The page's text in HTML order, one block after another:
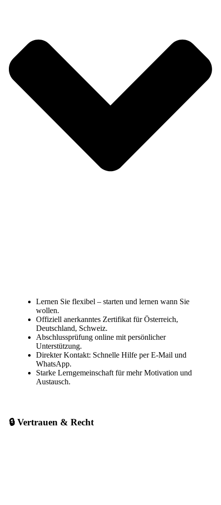
Lernen Sie flexibel – starten und lernen wann Sie
wollen.
Offiziell anerkanntes Zertifikat für Österreich,
Deutschland, Schweiz.
Abschlussprüfung online mit persönlicher
Unterstützung.
Direkter Kontakt: Schnelle Hilfe per E-Mail und
WhatsApp.
Starke Lerngemeinschaft für mehr Motivation und
Austausch.
🔒 Vertrauen & Recht